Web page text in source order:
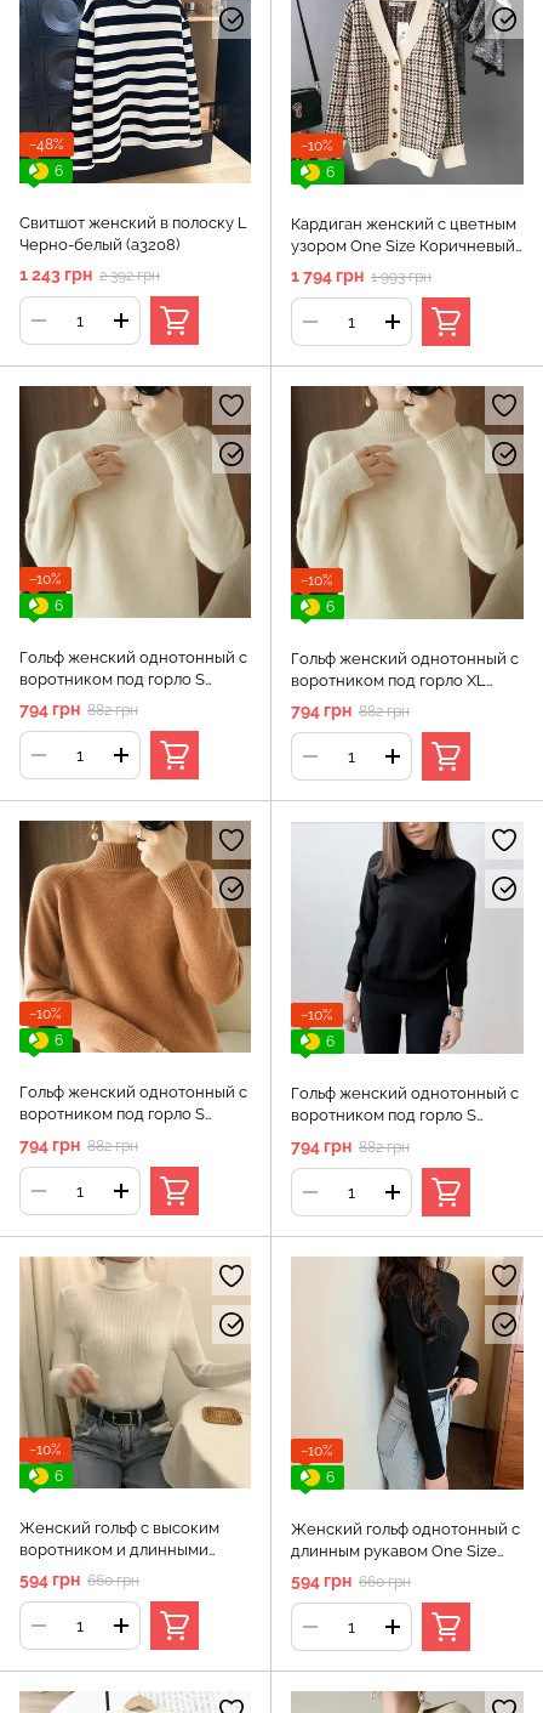
−48%
6
Свитшот женский в полоску L
Черно-белый (а3208)
1 243 грн 2 392 грн
−10%
6
Кардиган женский с цветным
узором One Size Коричневый
(а3294)
1 794 грн 1 993 грн
−10%
6
Гольф женский однотонный с
воротником под горло S
Бежевый (а3452)
794 грн 882 грн
−10%
6
Гольф женский однотонный с
воротником под горло XL
Бежевый (а3452)
794 грн 882 грн
−10%
6
Гольф женский однотонный с
воротником под горло S
Оранжевый (а3452)
794 грн 882 грн
−10%
6
Гольф женский однотонный с
воротником под горло S
Черный (а3452)
794 грн 882 грн
−10%
6
Женский гольф с высоким
воротником и длинными
рукавами One Size Белый
(а3495)
594 грн 660 грн
−10%
6
Женский гольф однотонный с
длинным рукавом One Size
Черный (а3523)
594 грн 660 грн